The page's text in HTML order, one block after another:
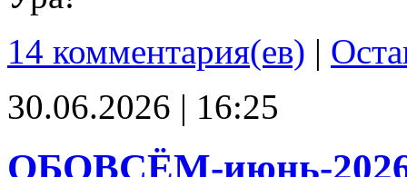
14 комментария(ев) |
30.06.2026 | 16:25
ОБОВСЁМ-июнь-